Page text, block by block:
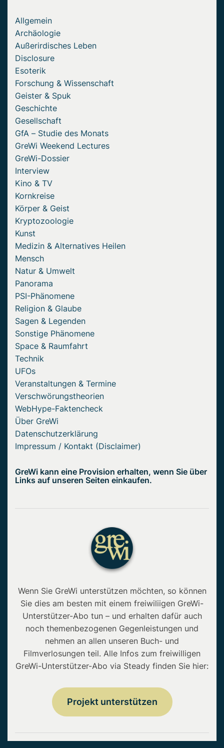
Allgemein
Archäologie
Außerirdisches Leben
Disclosure
Esoterik
Forschung & Wissenschaft
Geister & Spuk
Geschichte
Gesellschaft
GfA – Studie des Monats
GreWi Weekend Lectures
GreWi-Dossier
Interview
Kino & TV
Kornkreise
Körper & Geist
Kryptozoologie
Kunst
Medizin & Alternatives Heilen
Mensch
Natur & Umwelt
Panorama
PSI-Phänomene
Religion & Glaube
Sagen & Legenden
Sonstige Phänomene
Space & Raumfahrt
Technik
UFOs
Veranstaltungen & Termine
Verschwörungstheorien
WebHype-Faktencheck
Über GreWi
Datenschutzerklärung
Impressum / Kontakt (Disclaimer)
GreWi kann eine Provision erhalten, wenn Sie über
Links auf unseren Seiten einkaufen.
Wenn Sie GreWi unterstützen möchten, so können
Sie dies am besten mit einem freiwiliigen GreWi-
Unterstützer-Abo tun – und erhalten dafür auch
noch themenbezogenen Gegenleistungen und
nehmen an allen unseren Buch- und
Filmverlosungen teil. Alle Infos zum freiwilligen
GreWi-Unterstützer-Abo via Steady finden Sie hier:
Projekt unterstützen